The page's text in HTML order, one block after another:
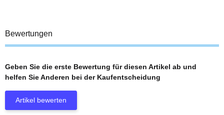
Bewertungen
Geben Sie die erste Bewertung für diesen Artikel ab und
helfen Sie Anderen bei der Kaufentscheidung
Artikel bewerten